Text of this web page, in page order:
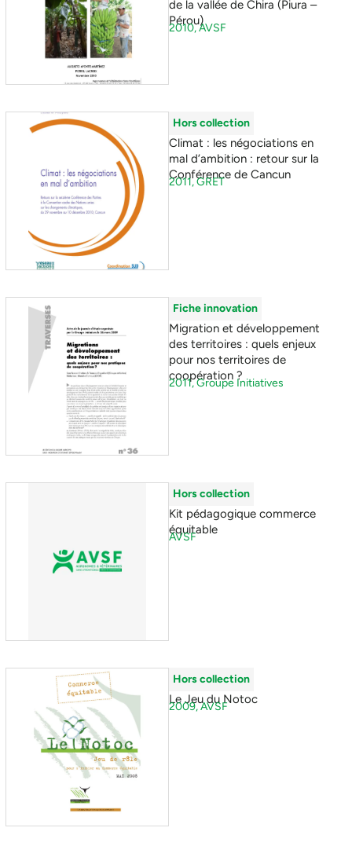
de la vallée de Chira (Piura –
Pérou)
2010,AVSF
Hors collection
Climat : les négociations en
mal d’ambition : retour sur la
Conférence de Cancun
2011,GRET
Fiche innovation
Migration et développement
des territoires : quels enjeux
pour nos territoires de
coopération ?
2011,Groupe Initiatives
Hors collection
Kit pédagogique commerce
équitable
AVSF
Hors collection
Le Jeu du Notoc
2009,AVSF